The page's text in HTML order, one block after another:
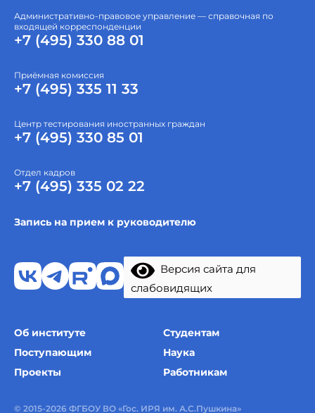
Административно-правовое управление — справочная по
входящей корреспонденции
+7 (495) 330 88 01
Приёмная комиссия
+7 (495) 335 11 33
Центр тестирования иностранных граждан
+7 (495) 330 85 01
Отдел кадров
+7 (495) 335 02 22
Запись на прием к руководителю
Версия сайта для
слабовидящих
Об институте
Студентам
Поступающим
Наука
Проекты
Работникам
© 2015-2026 ФГБОУ ВО «Гос. ИРЯ им. А.С.Пушкина»